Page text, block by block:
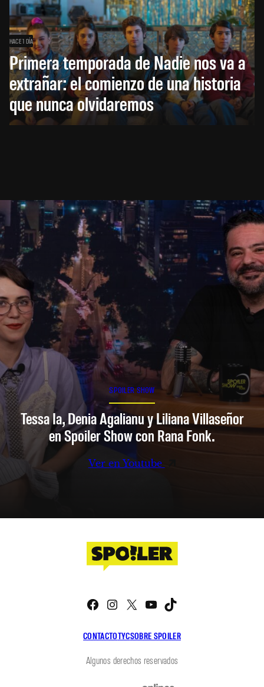
HACE 1 DÍA
Primera temporada de Nadie nos va a
extrañar: el comienzo de una historia
que nunca olvidaremos
SPOILER SHOW
Tessa Ia, Denia Agalianu y Liliana Villaseñor
en Spoiler Show con Rana Fonk.
Ver en Youtube
CONTACTOTYCSOBRE SPOILER
Facebook
Instagram
X YouTube
Algunos derechos reservados